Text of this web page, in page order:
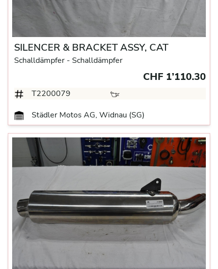
SILENCER & BRACKET ASSY, CAT
Schalldämpfer - Schalldämpfer
CHF 1’110.30
T2200079
Städler Motos AG, Widnau (SG)